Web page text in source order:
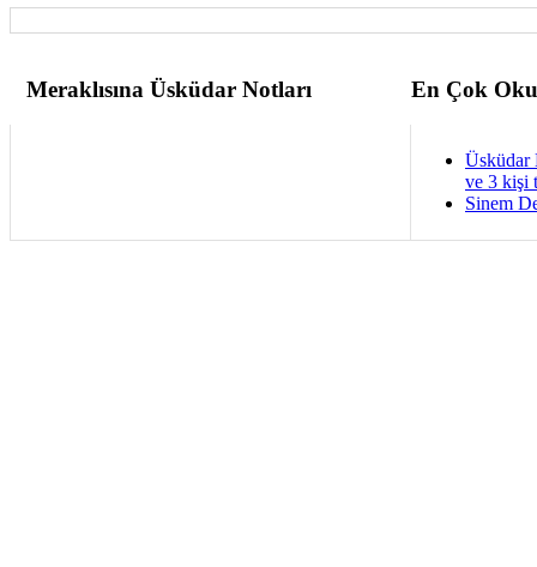
Meraklısına Üsküdar Notları En Çok
Üsküdar
ve 3 kişi
Sinem